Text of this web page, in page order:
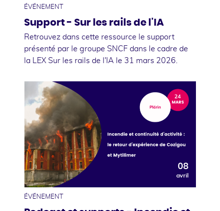
ÉVÉNEMENT
Support - Sur les rails de l'IA
Retrouvez dans cette ressource le support
présenté par le groupe SNCF dans le cadre de
la LEX Sur les rails de l'IA le 31 mars 2026.
08
avril
ÉVÉNEMENT